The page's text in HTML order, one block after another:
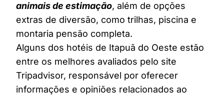
animais de estimação, além de opções
extras de diversão, como trilhas, piscina e
montaria pensão completa.
Alguns dos hotéis de Itapuã do Oeste estão
entre os melhores avaliados pelo site
Tripadvisor, responsável por oferecer
informações e opiniões relacionados ao